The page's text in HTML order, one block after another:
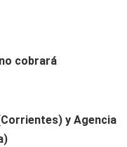
cobrará
y Agencia